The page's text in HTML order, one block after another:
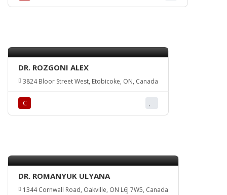
DR. ROZGONI ALEX
3824 Bloor Street West, Etobicoke, ON, Canada
С
DR. ROMANYUK ULYANA
1344 Cornwall Road, Oakville, ON L6J 7W5, Canada